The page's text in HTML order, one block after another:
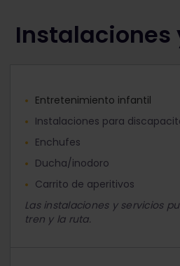
Instalaciones
Entretenimiento infantil
Instalaciones para
Enchufes
Ducha/inodoro
Carrito de aperitivos
Las instalaciones y servicios
tren y la ruta.